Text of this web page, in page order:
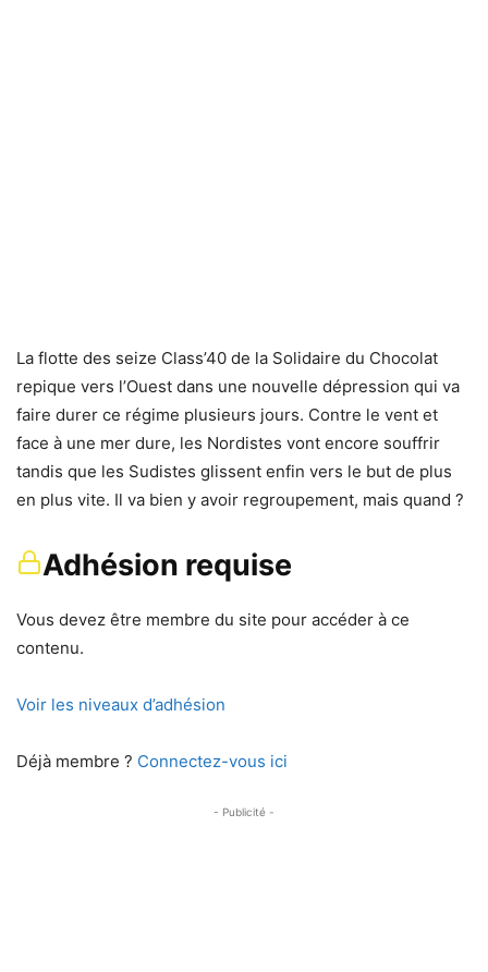
La flotte des seize Class’40 de la Solidaire du Chocolat
repique vers l’Ouest dans une nouvelle dépression qui va
faire durer ce régime plusieurs jours. Contre le vent et
face à une mer dure, les Nordistes vont encore souffrir
tandis que les Sudistes glissent enfin vers le but de plus
en plus vite. Il va bien y avoir regroupement, mais quand ?
Adhésion requise
Vous devez être membre du site pour accéder à ce
contenu.
Voir les niveaux d’adhésion
Déjà membre ? Connectez-vous ici
- Publicité -